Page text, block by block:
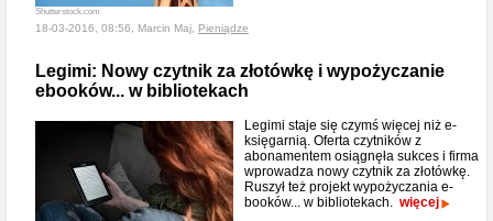
Shutterstock.com
18-03-2016, 08:56, Marcin Maj, Pieniądze
Legimi: Nowy czytnik za złotówkę i wypożyczanie
ebooków... w bibliotekach
Legimi staje się czymś więcej niż e-
księgarnią. Oferta czytników z
abonamentem osiągnęła sukces i firma
wprowadza nowy czytnik za złotówkę.
Ruszył też projekt wypożyczania e-
booków... w bibliotekach. więcej